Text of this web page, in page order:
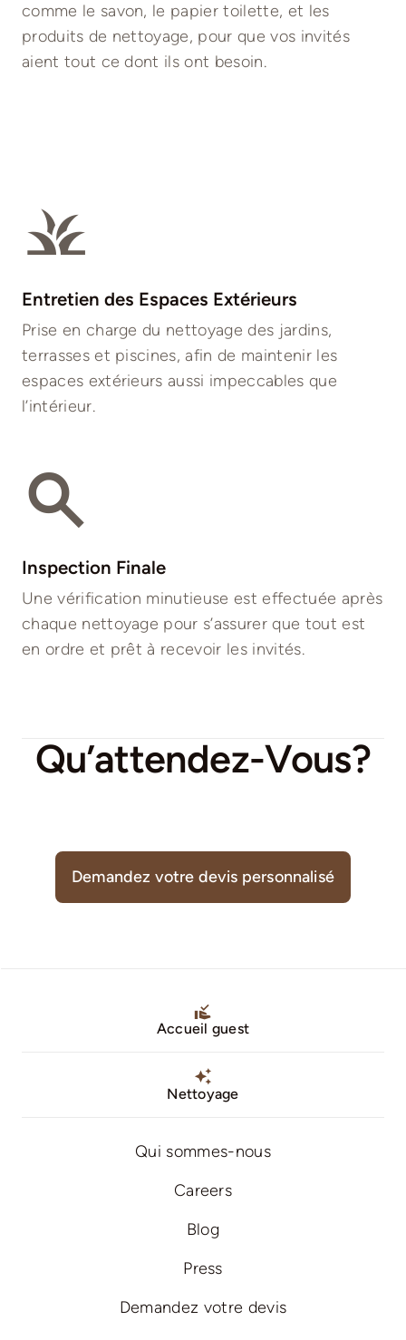
comme le savon, le papier toilette, et les
produits de nettoyage, pour que vos invités
aient tout ce dont ils ont besoin.
Entretien des Espaces Extérieurs
Prise en charge du nettoyage des jardins,
terrasses et piscines, afin de maintenir les
espaces extérieurs aussi impeccables que
l’intérieur.
Inspection Finale
Une vérification minutieuse est effectuée après
chaque nettoyage pour s’assurer que tout est
en ordre et prêt à recevoir les invités.
Qu’attendez-Vous?
Demandez votre devis personnalisé
Accueil guest
Nettoyage
Qui sommes-nous
Careers
Blog
Press
Demandez votre devis